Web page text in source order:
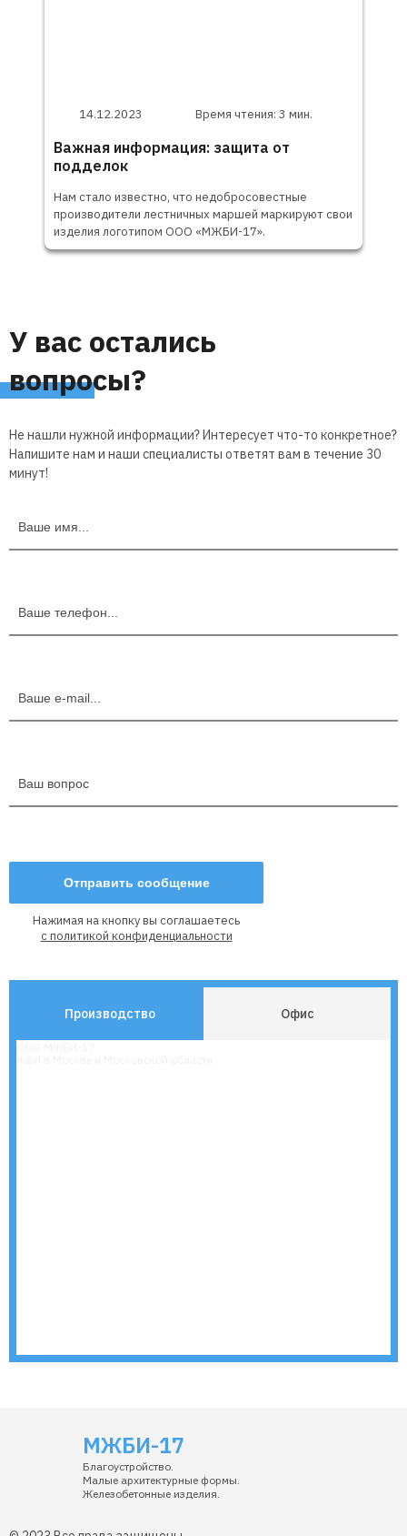
14.12.2023 Время чтения: 3 мин.
Важная информация: защита от
подделок
Нам стало известно, что недобросовестные
производители лестничных маршей маркируют свои
изделия логотипом ООО «МЖБИ-17».
Производство Офис
У вас остались
вопросы?
Не нашли нужной информации? Интересует что-то конкретное?
Напишите нам и наши специалисты ответят вам в течение 30
минут!
Нажимая на кнопку вы соглашаетесь
с политикой конфиденциальности
МЖБИ-17
Благоустройство.
Малые архитектурные формы.
Железобетонные изделия.